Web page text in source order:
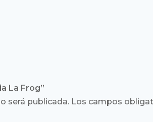
La Frog”
será publicada. Los campos